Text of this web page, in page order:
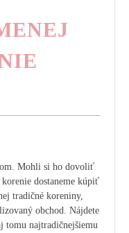
Mohli si ho dovoliť
dostaneme kúpiť
tradičné koreniny,
obchod. Nájdete
tomu najtradičnejšiemu